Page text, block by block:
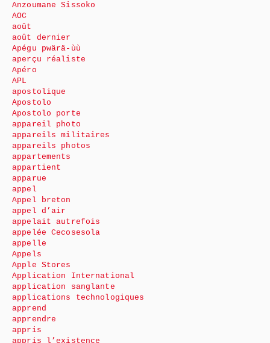
Anzoumane Sissoko
AOC
août
août dernier
Apégu pwärä-ùù
aperçu réaliste
Apéro
APL
apostolique
Apostolo
Apostolo porte
appareil photo
appareils militaires
appareils photos
appartements
appartient
apparue
appel
Appel breton
appel d’air
appelait autrefois
appelée Cecosesola
appelle
Appels
Apple Stores
Application International
application sanglante
applications technologiques
apprend
apprendre
appris
appris l’existence